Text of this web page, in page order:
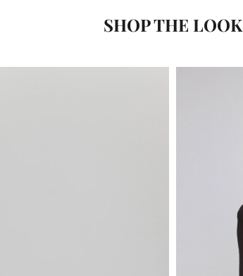
SHOP THE LOOK